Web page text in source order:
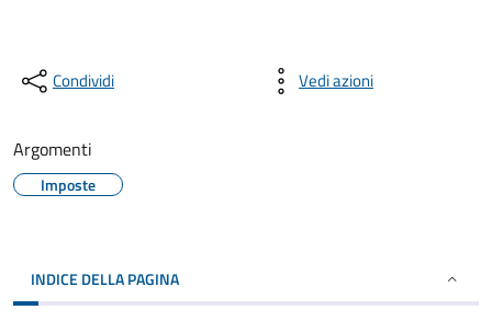
Condividi Vedi azioni
Argomenti
Imposte
INDICE DELLA PAGINA